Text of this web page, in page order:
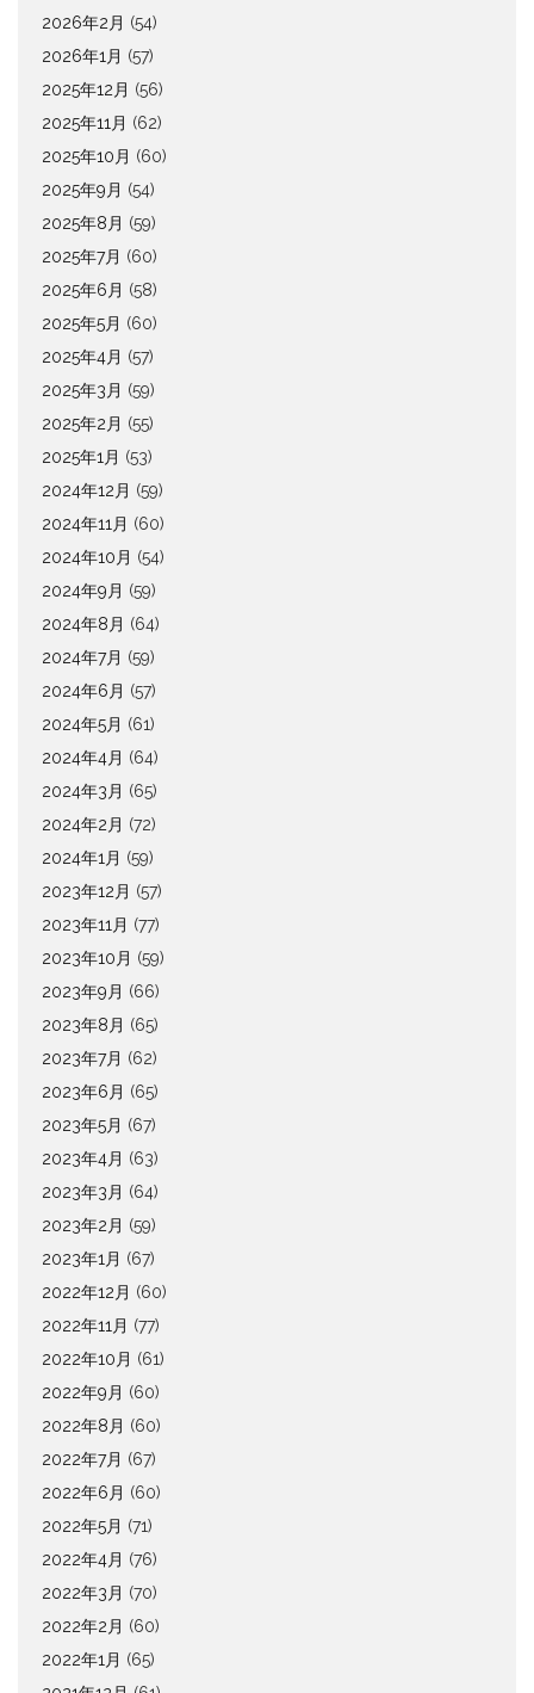
2026年2月 (54)
2026年1月 (57)
2025年12月 (56)
2025年11月 (62)
2025年10月 (60)
2025年9月 (54)
2025年8月 (59)
2025年7月 (60)
2025年6月 (58)
2025年5月 (60)
2025年4月 (57)
2025年3月 (59)
2025年2月 (55)
2025年1月 (53)
2024年12月 (59)
2024年11月 (60)
2024年10月 (54)
2024年9月 (59)
2024年8月 (64)
2024年7月 (59)
2024年6月 (57)
2024年5月 (61)
2024年4月 (64)
2024年3月 (65)
2024年2月 (72)
2024年1月 (59)
2023年12月 (57)
2023年11月 (77)
2023年10月 (59)
2023年9月 (66)
2023年8月 (65)
2023年7月 (62)
2023年6月 (65)
2023年5月 (67)
2023年4月 (63)
2023年3月 (64)
2023年2月 (59)
2023年1月 (67)
2022年12月 (60)
2022年11月 (77)
2022年10月 (61)
2022年9月 (60)
2022年8月 (60)
2022年7月 (67)
2022年6月 (60)
2022年5月 (71)
2022年4月 (76)
2022年3月 (70)
2022年2月 (60)
2022年1月 (65)